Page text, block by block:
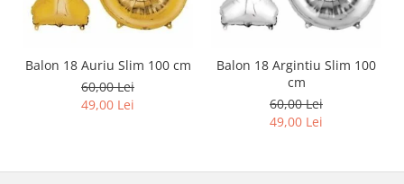
Balon 18 Auriu Slim 100 cm
60,00 Lei
49,00 Lei
Balon 18 Argintiu Slim 100
cm
60,00 Lei
49,00 Lei